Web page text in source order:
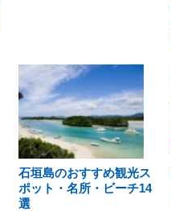
石垣島のおすすめ観光ス
ポット・名所・ビーチ14
選